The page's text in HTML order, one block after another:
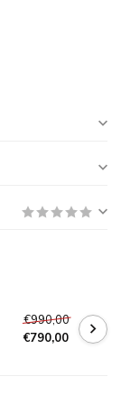
€990,00
€790,00